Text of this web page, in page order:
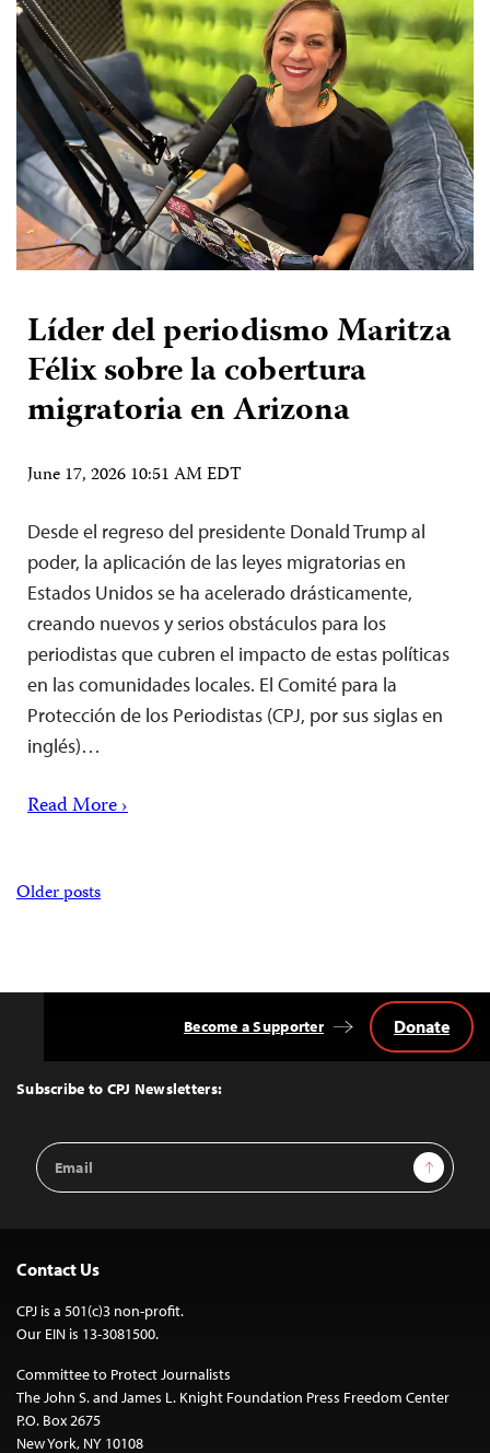
Líder del periodismo Maritza
Félix sobre la cobertura
migratoria en Arizona
June 17, 2026 10:51 AM EDT
Desde el regreso del presidente Donald Trump al
poder, la aplicación de las leyes migratorias en
Estados Unidos se ha acelerado drásticamente,
creando nuevos y serios obstáculos para los
periodistas que cubren el impacto de estas políticas
en las comunidades locales. El Comité para la
Protección de los Periodistas (CPJ, por sus siglas en
inglés)…
Read More ›
Posts
Older posts
Top
Subscribe to CPJ Newsletters:
Email
Address
Sign Up
Become a Supporter Donate
Contact Us
CPJ is a 501(c)3 non-profit.
Our EIN is 13-3081500.
Committee to Protect Journalists
The John S. and James L. Knight Foundation Press Freedom Center
P.O. Box 2675
New York, NY 10108